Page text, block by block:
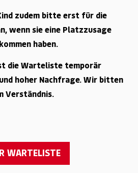
zudem bitte erst für die
wenn sie eine Platzzusage
haben.
die Warteliste temporär
hoher Nachfrage. Wir bitten
Verständnis.
WARTELISTE